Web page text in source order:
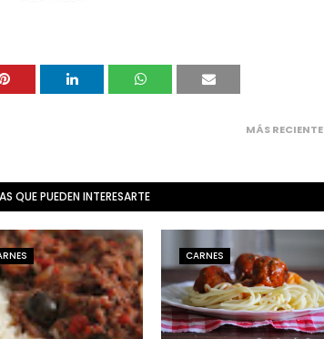
MÁS RECIENTE
QUE PUEDEN INTERESARTE
CARNES